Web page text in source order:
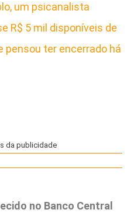
um psicanalista
R$ 5 mil disponíveis de
pensou ter encerrado há
da publicidade
no Banco Central